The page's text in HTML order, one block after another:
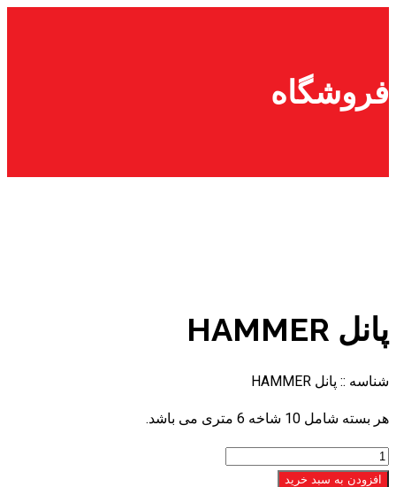
فروشگاه
پانل HAMMER
شناسه :: پانل HAMMER
هر بسته شامل 10 شاخه 6 متری می باشد.
پانل
HAMMER
افزودن به سبد خرید